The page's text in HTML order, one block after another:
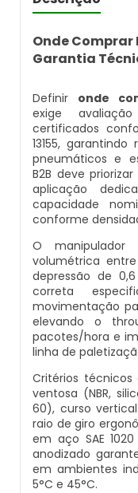
Balança
Máquina
Embaladora
Pesadora De
Embaladora
Embaladora
Pesadora De
Seladora
Pesadora De
Balança
Pesadora Para
Seladora
Datador Ink Jet
Datador Para
Datador Para
Datador Para
Datador De
Datador Para
Datador Para
Datador
Datador Para
Comprar
Onde
Garantia
Definir onde
exige
certificados
13155,
pneumáticos e
B2B deve
aplicação
capacidade
conforme
O
volumétrica
depressão de
correta
movimentação
elevando o
pacotes/hora e
linha de
Critérios
ventosa (NBR,
60), curso
raio de giro
em aço SAE
anodizado
em ambientes
5°C e 45°C.